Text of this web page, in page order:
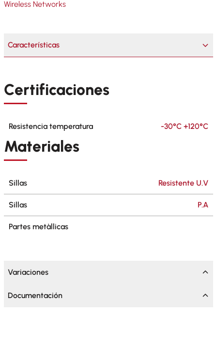
Wireless Networks
Características
Certificaciones
Resistencia temperatura -30°C +120°C
Materiales
Sillas Resistente U.V
Sillas P.A
Partes metàllicas
Variaciones
Documentación